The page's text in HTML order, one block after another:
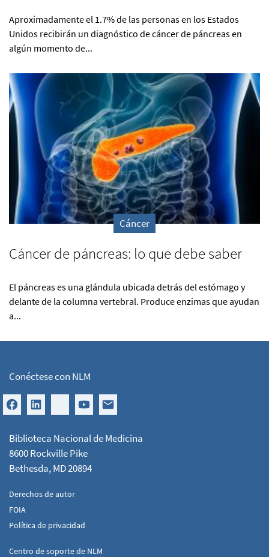
Aproximadamente el 1.7% de las personas en los Estados
Unidos recibirán un diagnóstico de cáncer de páncreas en
algún momento de...
Cáncer
Cáncer de páncreas: lo que debe saber
El páncreas es una glándula ubicada detrás del estómago y
delante de la columna vertebral. Produce enzimas que ayudan
a...
Conéctese con NLM
Biblioteca Nacional de Medicina
8600 Rockville Pike
Bethesda, MD 20894
Derechos de autor
FOIA
Política de privacidad
Centro de soporte de NLM